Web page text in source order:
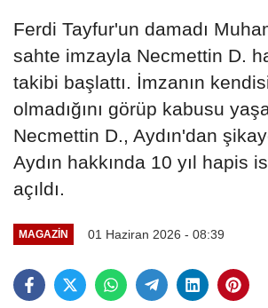
Ferdi Tayfur'un damadı
sahte imzayla Necmettin D.
takibi başlattı. İmzanın
olmadığını görüp kabusu
Necmettin D., Aydın'dan
Aydın hakkında 10 yıl hapis
açıldı.
MAGAZIN 01 Haziran 2026 - 08:39